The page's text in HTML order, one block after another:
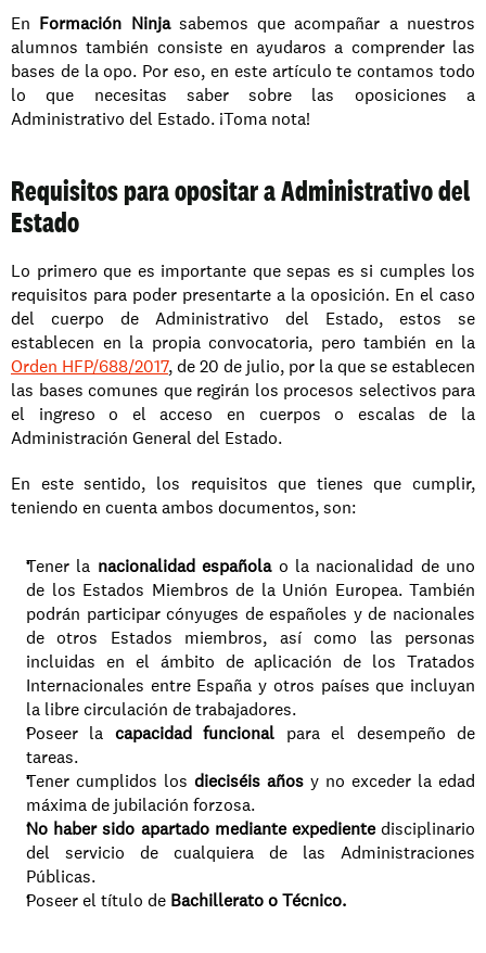
En Formación Ninja sabemos que acompañar a nuestros
alumnos también consiste en ayudaros a comprender las
bases de la opo. Por eso, en este artículo te contamos todo
lo que necesitas saber sobre las oposiciones a
Administrativo del Estado. ¡Toma nota!
Requisitos para opositar a Administrativo del
Estado
Lo primero que es importante que sepas es si cumples los
requisitos para poder presentarte a la oposición. En el caso
del cuerpo de Administrativo del Estado, estos se
Orden HFP/688/2017, de 20 de julio, por la que se establecen
las bases comunes que regirán los procesos selectivos para
el ingreso o el acceso en cuerpos o escalas de la
Administración General del Estado.
En este sentido, los requisitos que tienes que cumplir,
teniendo en cuenta ambos documentos, son:
Tener la nacionalidad española o la nacionalidad de uno
de los Estados Miembros de la Unión Europea. También
podrán participar cónyuges de españoles y de nacionales
de otros Estados miembros, así como las personas
incluidas en el ámbito de aplicación de los Tratados
Internacionales entre España y otros países que incluyan
la libre circulación de trabajadores.
Poseer la capacidad funcional para el desempeño de
tareas.
Tener cumplidos los dieciséis años y no exceder la edad
máxima de jubilación forzosa.
No haber sido apartado mediante expediente disciplinario
del servicio de cualquiera de las Administraciones
Públicas.
Poseer el título de Bachillerato o Técnico.